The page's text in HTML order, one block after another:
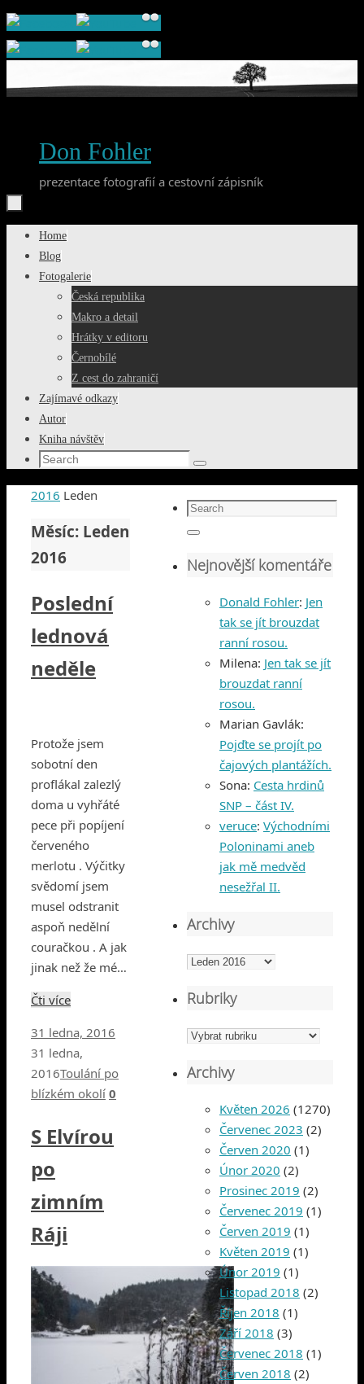
Skip
to
content
Don Fohler
prezentace fotografií a cestovní zápisník
Skip
content
Home
Blog
Fotogalerie
Česká republika
Makro a detail
Hrátky v editoru
Černobílé
Z cest do zahraničí
Zajímavé odkazy
Autor
Kniha návštěv
Search
Search
Home
2016 Leden
Měsíc: Leden
2016
Poslední
lednová
neděle
Protože jsem
sobotní den
proflákal zalezlý
doma u vyhřáté
pece při popíjení
červeného
merlotu . Výčitky
svědomí jsem
musel odstranit
aspoň nedělní
couračkou . A jak
jinak než že mé…
Čti více
31 ledna, 2016
31 ledna,
2016Toulání po
blízkém okolí 0
S Elvírou
po
zimním
Ráji
Search
for:
Search
Nejnovější komentáře
Donald Fohler: Jen
tak se jít brouzdat
ranní rosou.
Milena: Jen tak se jít
brouzdat ranní
rosou.
Marian Gavlák:
Pojďte se projít po
čajových plantážích.
Sona: Cesta hrdinů
SNP – část IV.
veruce: Východními
Poloninami aneb
jak mě medvěd
nesežřal II.
Archivy
Archivy
Rubriky
Rubriky
Archivy
Květen 2026 (1270)
Červenec 2023 (2)
Červen 2020 (1)
Únor 2020 (2)
Prosinec 2019 (2)
Červenec 2019 (1)
Červen 2019 (1)
Květen 2019 (1)
Únor 2019 (1)
Listopad 2018 (2)
Říjen 2018 (1)
Září 2018 (3)
Červenec 2018 (1)
Červen 2018 (2)